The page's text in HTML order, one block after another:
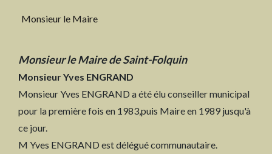
Monsieur le Maire
Monsieur le Maire de Saint-Folquin
Monsieur Yves ENGRAND
Monsieur Yves ENGRAND a été élu conseiller municipal
pour la première fois en 1983,puis Maire en 1989 jusqu'à
ce jour.
M Yves ENGRAND est délégué communautaire.